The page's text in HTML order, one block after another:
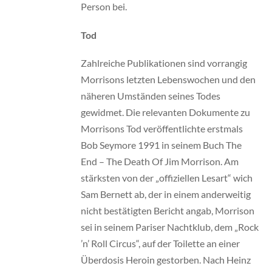
Person bei.
Tod
Zahlreiche Publikationen sind vorrangig
Morrisons letzten Lebenswochen und den
näheren Umständen seines Todes
gewidmet. Die relevanten Dokumente zu
Morrisons Tod veröffentlichte erstmals
Bob Seymore 1991 in seinem Buch The
End – The Death Of Jim Morrison. Am
stärksten von der „offiziellen Lesart“ wich
Sam Bernett ab, der in einem anderweitig
nicht bestätigten Bericht angab, Morrison
sei in seinem Pariser Nachtklub, dem „Rock
’n’ Roll Circus“, auf der Toilette an einer
Überdosis Heroin gestorben. Nach Heinz